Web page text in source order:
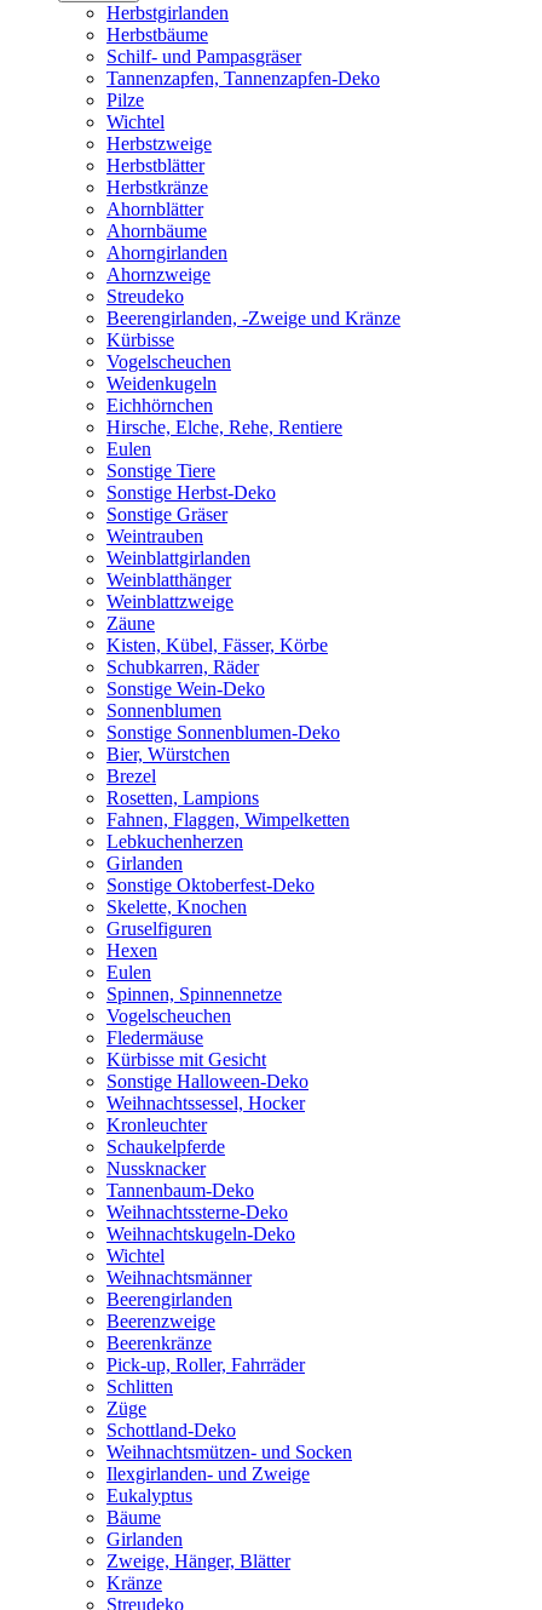
Herbstgirlanden
Herbstbäume
Schilf- und Pampasgräser
Tannenzapfen, Tannenzapfen-Deko
Pilze
Wichtel
Herbstzweige
Herbstblätter
Herbstkränze
Ahornblätter
Ahornbäume
Ahorngirlanden
Ahornzweige
Streudeko
Beerengirlanden, -Zweige und Kränze
Kürbisse
Vogelscheuchen
Weidenkugeln
Eichhörnchen
Hirsche, Elche, Rehe, Rentiere
Eulen
Sonstige Tiere
Sonstige Herbst-Deko
Sonstige Gräser
Weintrauben
Weinblattgirlanden
Weinblatthänger
Weinblattzweige
Zäune
Kisten, Kübel, Fässer, Körbe
Schubkarren, Räder
Sonstige Wein-Deko
Sonnenblumen
Sonstige Sonnenblumen-Deko
Bier, Würstchen
Brezel
Rosetten, Lampions
Fahnen, Flaggen, Wimpelketten
Lebkuchenherzen
Girlanden
Sonstige Oktoberfest-Deko
Skelette, Knochen
Gruselfiguren
Hexen
Eulen
Spinnen, Spinnennetze
Vogelscheuchen
Fledermäuse
Kürbisse mit Gesicht
Sonstige Halloween-Deko
Weihnachtssessel, Hocker
Kronleuchter
Schaukelpferde
Nussknacker
Tannenbaum-Deko
Weihnachtssterne-Deko
Weihnachtskugeln-Deko
Wichtel
Weihnachtsmänner
Beerengirlanden
Beerenzweige
Beerenkränze
Pick-up, Roller, Fahrräder
Schlitten
Züge
Schottland-Deko
Weihnachtsmützen- und Socken
Ilexgirlanden- und Zweige
Eukalyptus
Bäume
Girlanden
Zweige, Hänger, Blätter
Kränze
Streudeko